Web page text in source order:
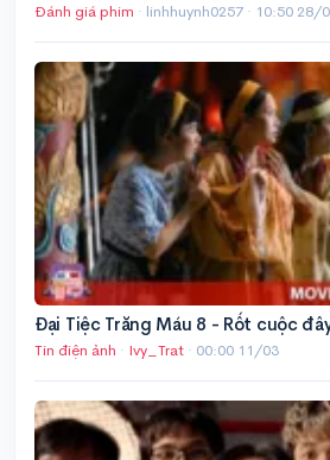
Đánh giá phim · linhhuynh0257 · 10:50 28/
Đại Tiệc Trăng Máu 8 - Rốt cuộc
Tin điện ảnh · Ivy_Trat · 00:00 11/03